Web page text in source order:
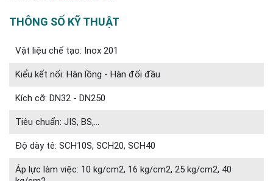
THÔNG SỐ KỸ THUẬT
Vật liệu chế tạo: Inox 201
Kiểu kết nối: Hàn lồng - Hàn đối đầu
Kích cỡ: DN32 - DN250
Tiêu chuẩn: JIS, BS,...
Độ dày tê: SCH10S, SCH20, SCH40
Áp lực làm việc: 10 kg/cm2, 16 kg/cm2, 25 kg/cm2, 40